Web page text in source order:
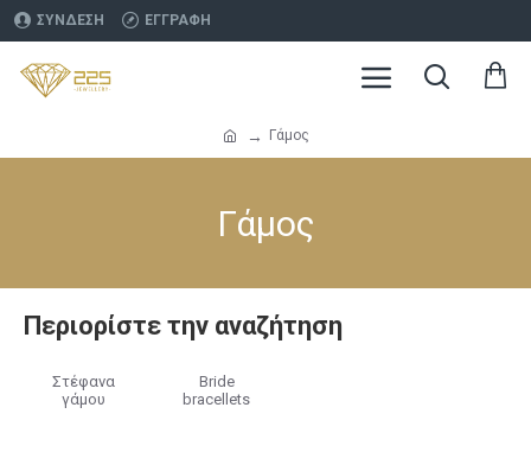
ΣΎΝΔΕΣΗ ΕΓΓΡΑΦΉ
Γάμος
Γάμος
Περιορίστε την αναζήτηση
Στέφανα
γάμου
Bride
bracellets